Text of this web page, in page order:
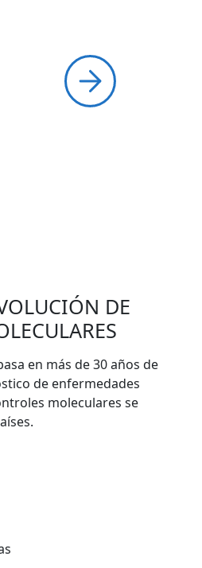
DE
en más de 30 años de
de enfermedades
moleculares se